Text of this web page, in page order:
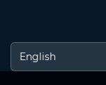
English